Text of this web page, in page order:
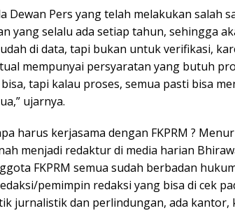
Dewan Pers yang telah melakukan salah
yang selalu ada setiap tahun, sehingga
di data, tapi bukan untuk verifikasi,
mempunyai persyaratan yang butuh
tapi kalau proses, semua pasti bisa
ujarnya.
harus kerjasama dengan FKPRM ?
menjadi redaktur di media harian
FKPRM semua sudah berbadan
pemimpin redaksi yang bisa di cek
jurnalistik dan perlindungan, ada kantor,